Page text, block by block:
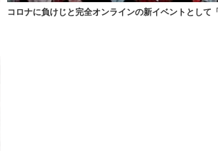
コロナに負けじと完全オンラインの新イベントとして